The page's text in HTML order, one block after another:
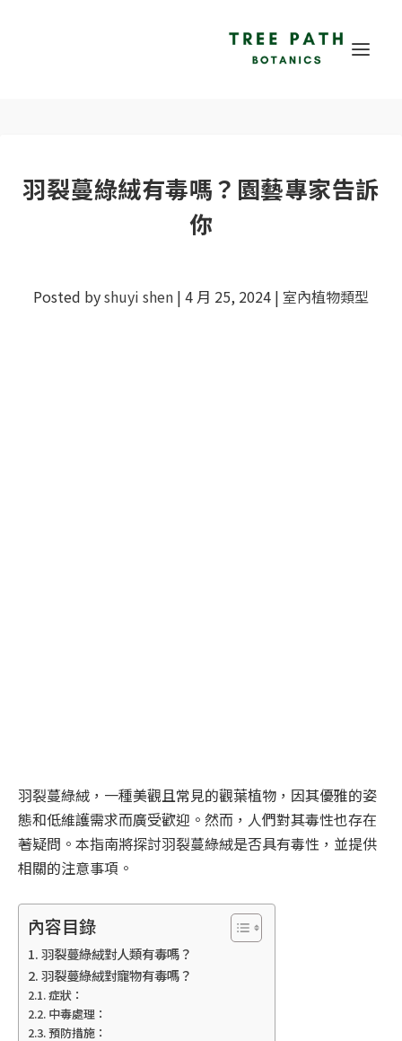
羽裂蔓綠絨有毒嗎？園藝專家告訴
你
Posted byshuyi shen | 4 月 25, 2024 | 室內植物類型
羽裂蔓綠絨，一種美觀且常見的觀葉植物，因其優雅的姿
態和低維護需求而廣受歡迎。然而，人們對其毒性也存在
著疑問。本指南將探討羽裂蔓綠絨是否具有毒性，並提供
相關的注意事項。
內容目錄
羽裂蔓綠絨對人類有毒嗎？
羽裂蔓綠絨對寵物有毒嗎？
症狀：
中毒處理：
預防措施：